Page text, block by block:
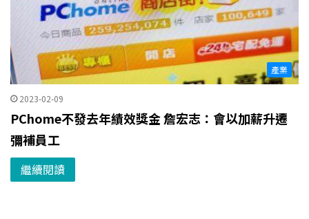
產業
2023-02-09
PChome不發去年績效獎金 詹宏志：會以加薪升遷
彌補員工
繼續閱讀